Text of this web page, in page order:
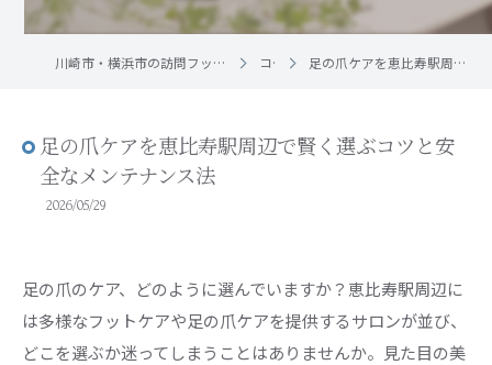
川崎市・横浜市の訪問フットケア｜足と爪のお手入れ屋さん foot grace コラム 足の爪ケアを恵比寿駅周辺で賢く選ぶコツと安全なメンテナンス法
足の爪ケアを恵比寿駅周辺で賢く選ぶコツと安
全なメンテナンス法
2026/05/29
足の爪のケア、どのように選んでいますか？恵比寿駅周辺に
は多様なフットケアや足の爪ケアを提供するサロンが並び、
どこを選ぶか迷ってしまうことはありませんか。見た目の美